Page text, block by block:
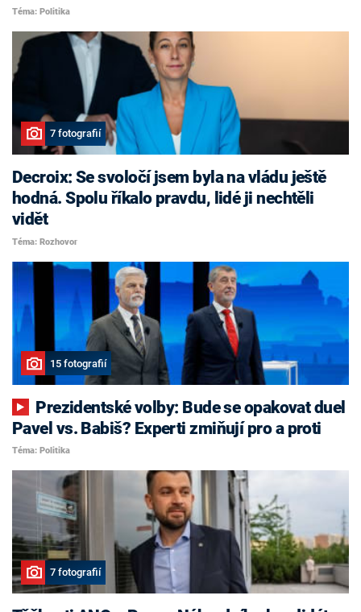
Téma: Politika
7 fotografií
Decroix: Se svoločí jsem byla na vládu ještě
hodná. Spolu říkalo pravdu, lidé ji nechtěli
vidět
Téma: Rozhovor
15 fotografií
Pavel vs. Babiš? Experti zmiňují pro a proti
Téma: Politika
7 fotografií